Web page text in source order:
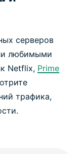
серверов
любимыми
Netflix, Prime
трафика,